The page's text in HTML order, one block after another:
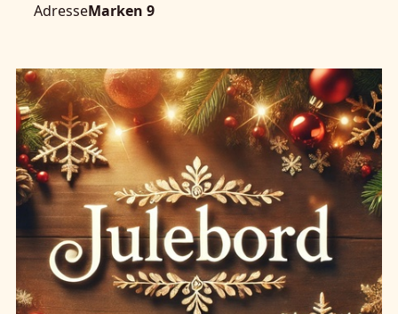
AdresseMarken 9